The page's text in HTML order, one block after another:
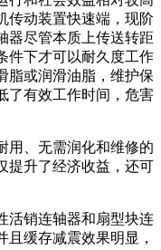
传动装置快速端，现阶
器尽管本质上传送转距
件下才可以耐久度工作
脂或润滑油脂，维护保
了有效工作时间，危害
用、无需润化和维修的
提升了经济收益，还可
活销连轴器和扇型块连
缓存减震效果明显，